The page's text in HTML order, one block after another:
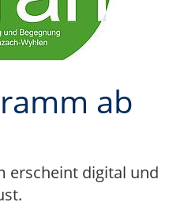
ab
erscheint digital und